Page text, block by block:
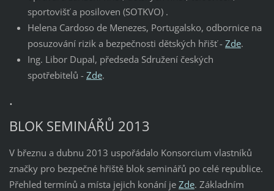
sportovišť a posiloven (SOTKVO) .
Helena Cardoso de Menezes, Portugalsko, odbornice na
posuzování rizik a bezpečnosti dětských hřišť - Zde.
Ing. Libor Dupal, předseda Sdružení českých
spotřebitelů - Zde.
.
BLOK SEMINÁŘŮ 2013
V březnu a dubnu 2013 uspořádalo Konsorcium vlastníků
značky pro bezpečné hřiště blok seminářů po celé republice.
Přehled termínů a místa jejich konání je Zde. Základním